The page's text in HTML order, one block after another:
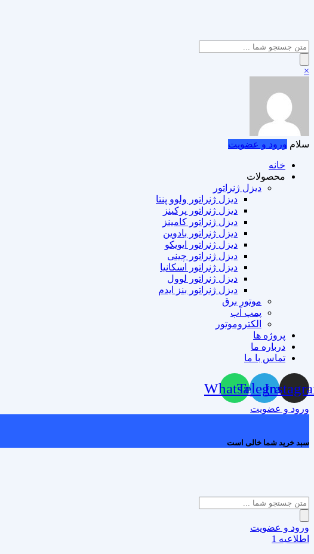
Products
search
×
سلام ورود و عضویت
خانه
محصولات
دیزل ژنراتور
دیزل ژنراتور ولوو پنتا
دیزل ژنراتور پرکینز
دیزل ژنراتور کامینز
دیزل ژنراتور بادوین
دیزل ژنراتور ایویکو
دیزل ژنراتور چینی
دیزل ژنراتور اسکانیا
دیزل ژنراتور لوول
دیزل ژنراتور بنز ایدم
موتور برق
پمپ آب
الکتروموتور
پروژه ها
درباره ما
تماس با ما
Telegram
Whatsapp
ورود و عضویت
سبد خرید شما خالی است
Products
search
ورود و عضویت
اطلاعیه 1